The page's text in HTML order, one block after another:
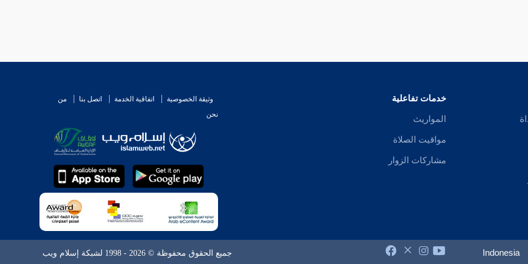
خدمات تفاعلية
المواريث
مواقيت الصلاة
مشاركات الزوار
وثيقة الخصوصية اتفاقية الخدمة اتصل بنا
من
نحن
Indonesia جميع الحقوق محفوظة © 2026 - 1998 لشبكة إسلام ويب